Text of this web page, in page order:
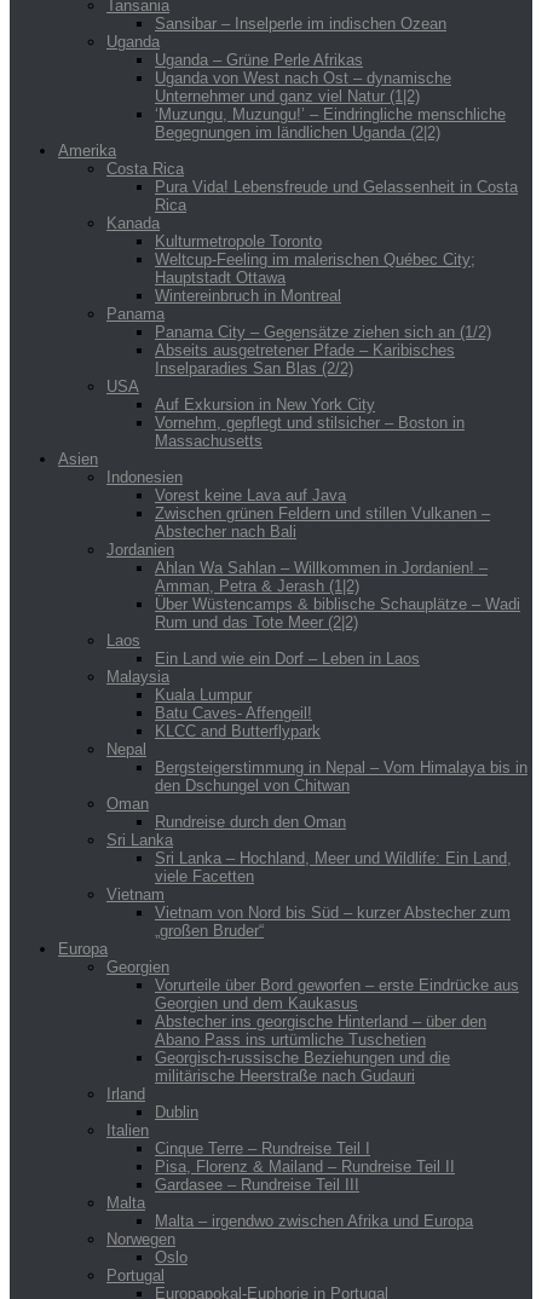
Tansania
Sansibar – Inselperle im indischen Ozean
Uganda
Uganda – Grüne Perle Afrikas
Uganda von West nach Ost – dynamische
Unternehmer und ganz viel Natur (1|2)
‘Muzungu, Muzungu!’ – Eindringliche menschliche
Begegnungen im ländlichen Uganda (2|2)
Amerika
Costa Rica
Pura Vida! Lebensfreude und Gelassenheit in Costa
Rica
Kanada
Kulturmetropole Toronto
Weltcup-Feeling im malerischen Québec City;
Hauptstadt Ottawa
Wintereinbruch in Montreal
Panama
Panama City – Gegensätze ziehen sich an (1/2)
Abseits ausgetretener Pfade – Karibisches
Inselparadies San Blas (2/2)
USA
Auf Exkursion in New York City
Vornehm, gepflegt und stilsicher – Boston in
Massachusetts
Asien
Indonesien
Vorest keine Lava auf Java
Zwischen grünen Feldern und stillen Vulkanen –
Abstecher nach Bali
Jordanien
Ahlan Wa Sahlan – Willkommen in Jordanien! –
Amman, Petra & Jerash (1|2)
Über Wüstencamps & biblische Schauplätze – Wadi
Rum und das Tote Meer (2|2)
Laos
Ein Land wie ein Dorf – Leben in Laos
Malaysia
Kuala Lumpur
Batu Caves- Affengeil!
KLCC and Butterflypark
Nepal
Bergsteigerstimmung in Nepal – Vom Himalaya bis in
den Dschungel von Chitwan
Oman
Rundreise durch den Oman
Sri Lanka
Sri Lanka – Hochland, Meer und Wildlife: Ein Land,
viele Facetten
Vietnam
Vietnam von Nord bis Süd – kurzer Abstecher zum
„großen Bruder“
Europa
Georgien
Vorurteile über Bord geworfen – erste Eindrücke aus
Georgien und dem Kaukasus
Abstecher ins georgische Hinterland – über den
Abano Pass ins urtümliche Tuschetien
Georgisch-russische Beziehungen und die
militärische Heerstraße nach Gudauri
Irland
Dublin
Italien
Cinque Terre – Rundreise Teil I
Pisa, Florenz & Mailand – Rundreise Teil II
Gardasee – Rundreise Teil III
Malta
Malta – irgendwo zwischen Afrika und Europa
Norwegen
Oslo
Portugal
Europapokal-Euphorie in Portugal